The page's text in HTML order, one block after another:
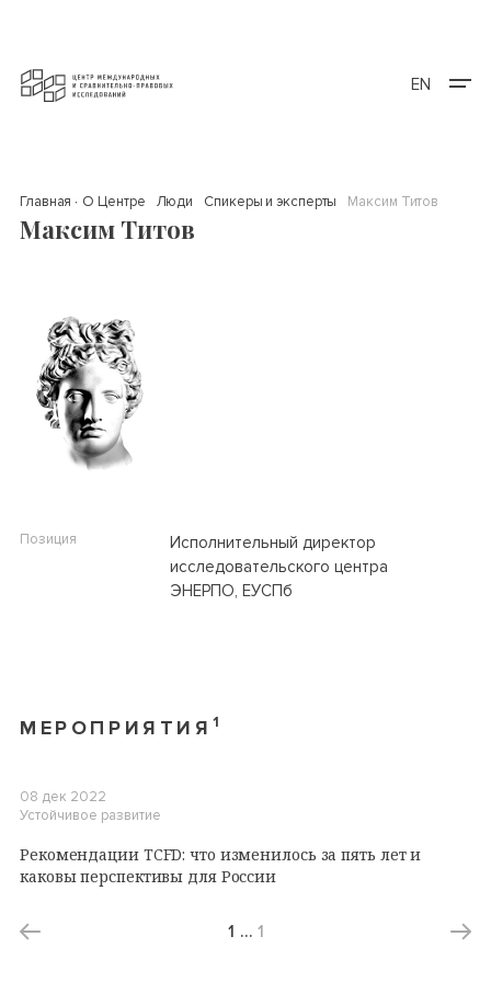
EN
Главная О Центре Люди Спикеры и эксперты Максим Титов
Максим Титов
Позиция
Исполнительный директор
исследовательского центра
ЭНЕРПО, ЕУСПб
МЕРОПРИЯТИЯ 1
08 дек 2022
Устойчивое развитие
Рекомендации TCFD: что изменилось за пять лет и
каковы перспективы для России
1 … 1